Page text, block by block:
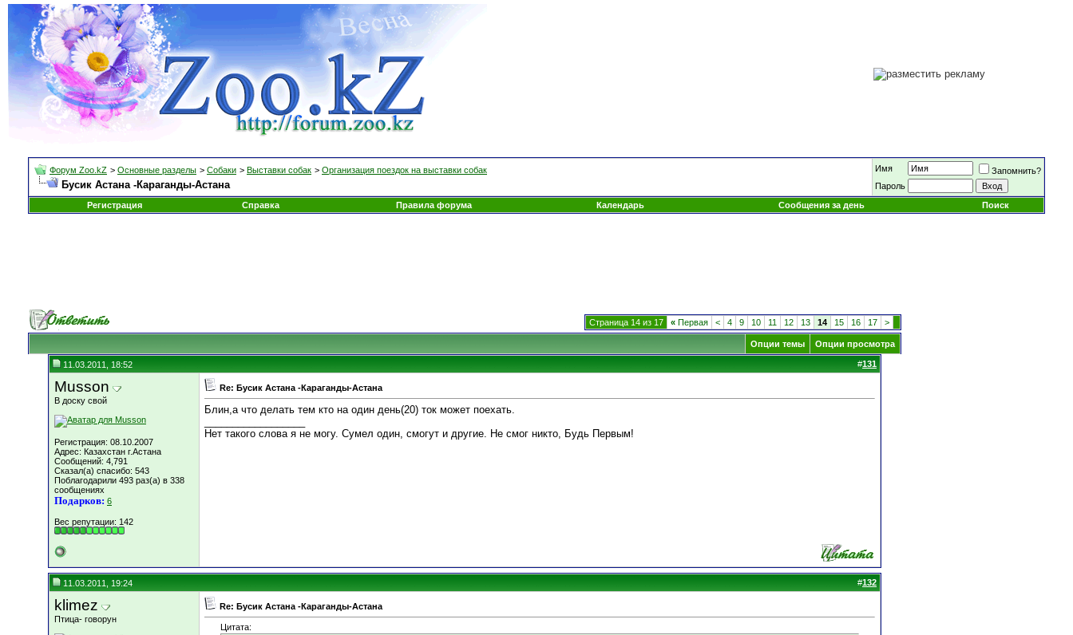
Форум Zoo.kZ > Основные разделы > Собаки > Выставки собак > Организация поездок на выставки собак
Бусик Астана -Караганды-Астана
Имя
Запомнить?
Пароль
Регистрация
Справка Правила форума Календарь Сообщения за день Поиск
Страница 14 из 17 « Первая < 4 9 10 11 12 13 14 15 16 17 >
Опции темы Опции просмотра
11.03.2011, 18:52 #131
Musson
В доску свой
Регистрация: 08.10.2007
Адрес: Казахстан г.Астана
Сообщений: 4,791
Сказал(а) спасибо: 543
Поблагодарили 493 раз(а) в 338
сообщениях
Подарков: 6
Вес репутации: 142
Re: Бусик Астана -Караганды-Астана
Блин,а что делать тем кто на один день(20) ток может поехать.
Нет такого слова я не могу. Сумел один, смогут и другие. Не смог никто, Будь Первым!
11.03.2011, 19:24 #132
klimez
Птица- говорун
Re: Бусик Астана -Караганды-Астана
Цитата: